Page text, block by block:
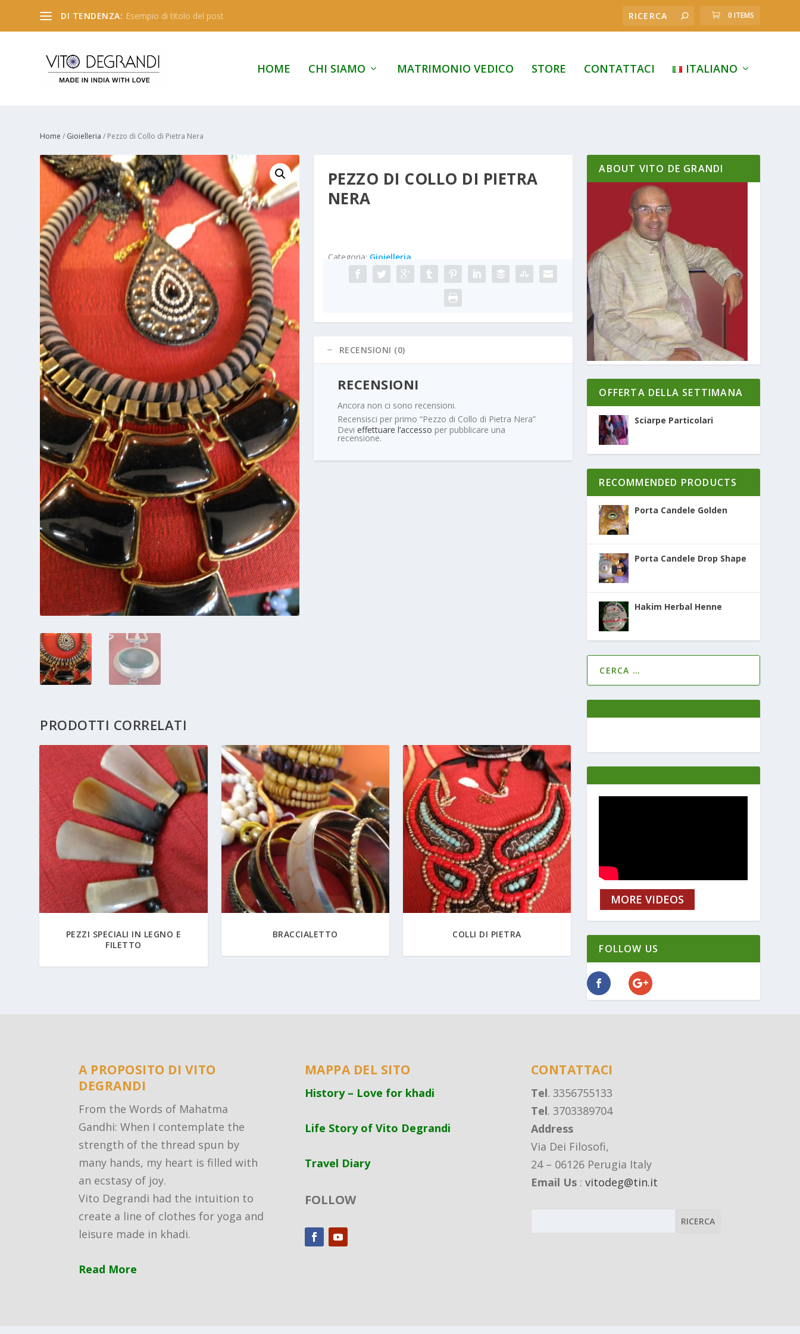
DI TENDENZA: Esempio di titolo del post 0 ITEMS
HOME CHI SIAMO MATRIMONIO VEDICO STORE CONTATTACI ITALIANO
Home / Gioielleria / Pezzo di Collo di Pietra Nera
PEZZO DI COLLO DI PIETRA
NERA
Categoria: Gioielleria
RECENSIONI (0)
RECENSIONI
Ancora non ci sono recensioni.
Recensisci per primo “Pezzo di Collo di Pietra Nera”
Devi effettuare l’accesso per pubblicare una
recensione.
PRODOTTI CORRELATI
PEZZI SPECIALI IN LEGNO E
FILETTO
BRACCIALETTO COLLI DI PIETRA
ABOUT VITO DE GRANDI
OFFERTA DELLA SETTIMANA
Sciarpe Particolari
RECOMMENDED PRODUCTS
Porta Candele Golden
Porta Candele Drop Shape
Hakim Herbal Henne
MORE VIDEOS
FOLLOW US
A PROPOSITO DI VITO
DEGRANDI
From the Words of Mahatma
Gandhi: When I contemplate the
strength of the thread spun by
many hands, my heart is filled with
an ecstasy of joy.
Vito Degrandi had the intuition to
create a line of clothes for yoga and
leisure made in khadi.
Read More
MAPPA DEL SITO
History – Love for khadi
Life Story of Vito Degrandi
Travel Diary
FOLLOW
CONTATTACI
Tel. 3356755133
Tel. 3703389704
Address
Via Dei Filosofi,
24 – 06126 Perugia Italy
Email Us: vitodeg@tin.it